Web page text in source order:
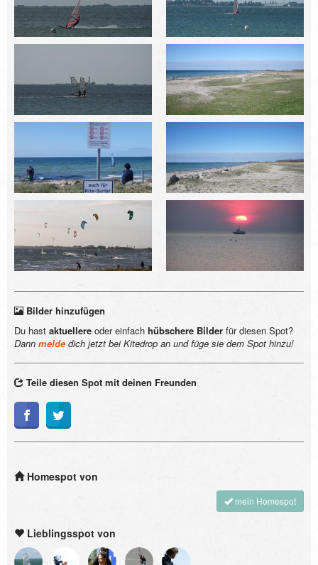
Bilder hinzufügen
Du hast aktuellere oder einfach hübschere Bilder für diesen Spot?
Dann meldedich jetzt bei Kitedrop an und füge sie dem Spot hinzu!
Teile diesen Spot mit deinen Freunden
Homespot von
mein Homespot
Lieblingsspot von